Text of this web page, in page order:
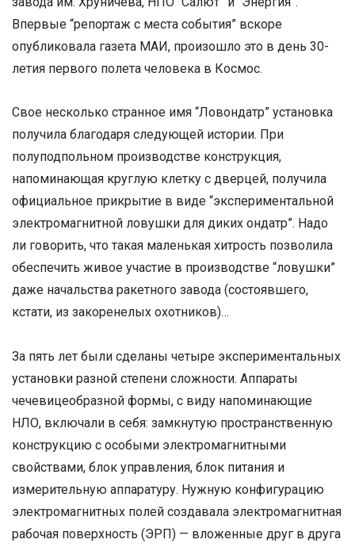
Впервые “репортаж с места события” вскоре
опубликовала газета МАИ, произошло это в день 30-
летия первого полета человека в Космос.
Свое несколько странное имя “Ловондатр” установка
получила благодаря следующей истории. При
полуподпольном производстве конструкция,
напоминающая круглую клетку с дверцей, получила
официальное прикрытие в виде “экспериментальной
электромагнитной ловушки для диких ондатр”. Надо
ли говорить, что такая маленькая хитрость позволила
обеспечить живое участие в производстве “ловушки”
даже начальства ракетного завода (состоявшего,
кстати, из закоренелых охотников)…
За пять лет были сделаны четыре экспериментальных
установки разной степени сложности. Аппараты
чечевицеобразной формы, с виду напоминающие
НЛО, включали в себя: замкнутую пространственную
конструкцию с особыми электромагнитными
свойствами, блок управления, блок питания и
измерительную аппаратуру. Нужную конфигурацию
электромагнитных полей создавала электромагнитная
рабочая поверхность (ЭРП) — вложенные друг в друга